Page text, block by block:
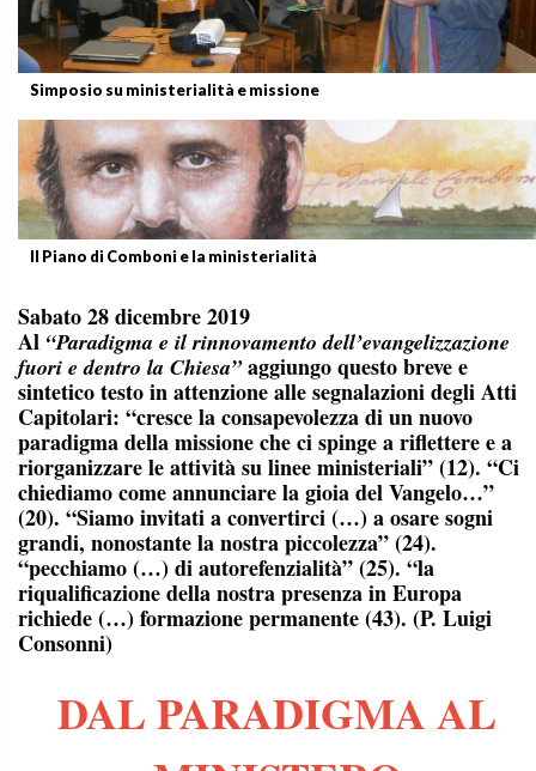
Simposio su ministerialità e missione
Il Piano di Comboni e la ministerialità
Sabato 28 dicembre 2019
Al “Paradigma e il rinnovamento dell’evangelizzazione
fuori e dentro la Chiesa”aggiungo questo breve e
sintetico testo in attenzione alle segnalazioni degli Atti
Capitolari: “cresce la consapevolezza di un nuovo
paradigma della missione che ci spinge a riflettere e a
riorganizzare le attività su linee ministeriali” (12). “Ci
chiediamo come annunciare la gioia del Vangelo…”
(20). “Siamo invitati a convertirci (…) a osare sogni
grandi, nonostante la nostra piccolezza” (24).
“pecchiamo (…) di autorefenzialità” (25). “la
riqualificazione della nostra presenza in Europa
richiede (…) formazione permanente (43). (P. Luigi
Consonni)
DAL PARADIGMA AL